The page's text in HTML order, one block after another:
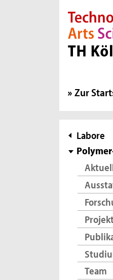
Direkt zur
Direkt zur
Direkt zum
Direkt zum
Zur
Labore
Team